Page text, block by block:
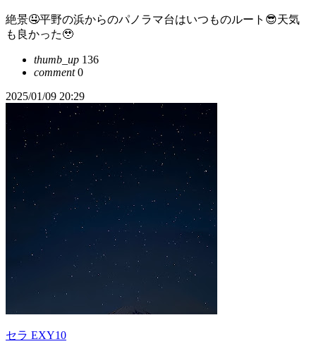
絶景🤤平野の浜からのパノラマ台はいつものルート😎天気
も良かった🥹
thumb_up 136
comment0
2025/01/09 20:29
セラ EXY10